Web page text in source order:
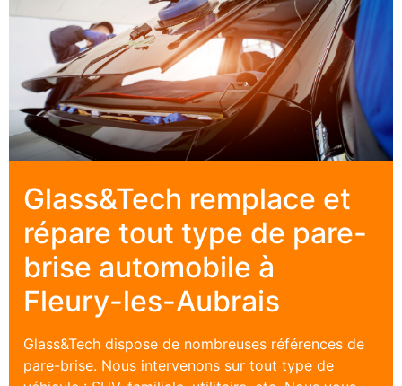
Glass&Tech remplace et
répare tout type de pare-
brise automobile à
Fleury-les-Aubrais
Glass&Tech dispose de nombreuses références de
pare-brise. Nous intervenons sur tout type de